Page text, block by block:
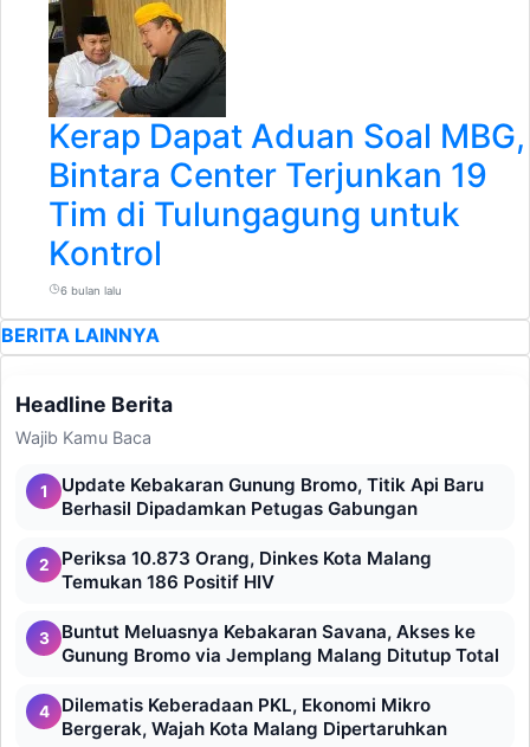
Kerap Dapat Aduan Soal MBG,
Bintara Center Terjunkan 19
Tim di Tulungagung untuk
Kontrol
6 bulan lalu
BERITA LAINNYA
Headline Berita
Wajib Kamu Baca
1
Update Kebakaran Gunung Bromo, Titik Api Baru
Berhasil Dipadamkan Petugas Gabungan
2
Periksa 10.873 Orang, Dinkes Kota Malang
Temukan 186 Positif HIV
3
Buntut Meluasnya Kebakaran Savana, Akses ke
Gunung Bromo via Jemplang Malang Ditutup Total
4
Dilematis Keberadaan PKL, Ekonomi Mikro
Bergerak, Wajah Kota Malang Dipertaruhkan